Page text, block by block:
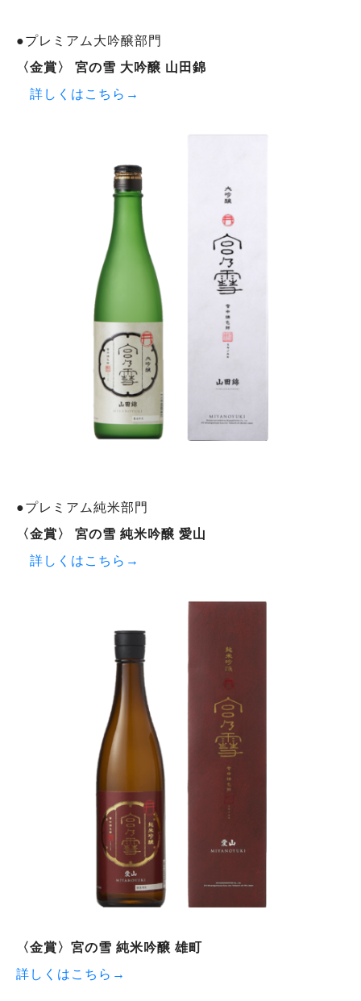
●プレミアム大吟醸部門
〈金賞〉 宮の雪 大吟醸 山田錦
詳しくはこちら→
●プレミアム純米部門
〈金賞〉 宮の雪 純米吟醸 愛山
詳しくはこちら→
〈金賞〉宮の雪 純米吟醸 雄町
詳しくはこちら→